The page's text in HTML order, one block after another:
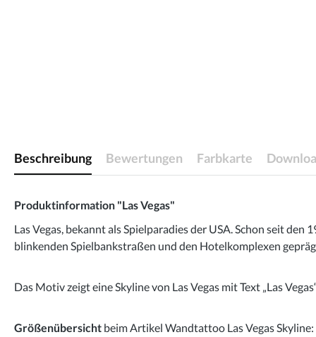
Beschreibung Bewertungen Farbkarte
Produktinformation "Las Vegas"
Las Vegas, bekannt als Spielparadies der USA. Schon seit
blinkenden Spielbankstraßen und den Hotelkomplexen
Das Motiv zeigt eine Skyline von Las Vegas mit Text „Las
Größenübersicht beim Artikel Wandtattoo Las Vegas Skyline: